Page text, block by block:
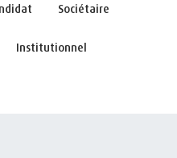
Sociétaire
Institutionnel